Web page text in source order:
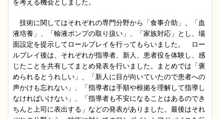
を考える機会としました。
技術に関してはそれぞれの専門分野から「食事介助」、「血
液培養」、「輸液ポンプの取り扱い」、「家族対応」とし、場
面設定を提示してロールプレイを行ってもらいました。 ロー
ルプレイ後は、それぞれが指導者、新人、患者役を体験し、感
じたことを共有してまとめ発表を行いました。まとめでは「褒
められるとうれしい」、「新人に目が向いていたので患者への
声かけも忘れない」、「指導者は手順や根拠を理解して指導し
なければいけない」、「指導者も不安になることはあるのでき
ちんと上司に表出する」などの発表がありました。最後はそれ